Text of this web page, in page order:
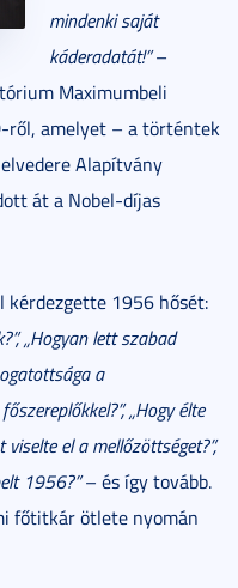
mindenki saját
káderadatát!”–
Maximumbeli
ről, amelyet – a történtek
Alapítvány
át a Nobel-díjas
kérdezgette 1956 hősét:
„Hogyan lett szabad
a
„Hogy élte
el a mellőzöttséget?”,
1956?”– és így tovább.
főtitkár ötlete nyomán